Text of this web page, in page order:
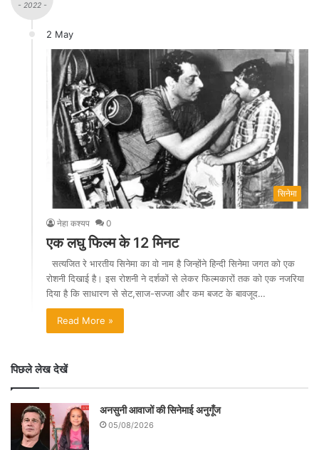
- 2022 -
2 May
सिनेमा
नेहा कश्यप 0
एक लघु फिल्म के 12 मिनट
सत्यजित रे भारतीय सिनेमा का वो नाम है जिन्होंने हिन्दी सिनेमा जगत को एक
रोशनी दिखाई है। इस रोशनी ने दर्शकों से लेकर फिल्मकारों तक को एक नजरिया
दिया है कि साधारण से सेट,साज-सज्जा और कम बजट के बावजूद…
Read More »
पिछले लेख देखें
अनसुनी आवाजों की सिनेमाई अनुगूँज
05/08/2026